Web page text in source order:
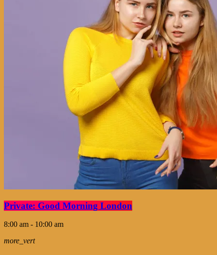
Private: Good Morning London
8:00 am - 10:00 am
more_vert